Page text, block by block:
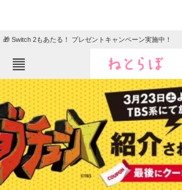
🎁 Switch 2もあたる！ プレゼントキャンペーン実施中！
ねとらぼメニュー
TOP ニュース
エンタメ クイズ
グルメ 地域
住まい 教育・育児